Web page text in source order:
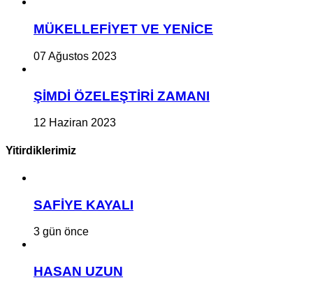
MÜKELLEFİYET VE YENİCE
07 Ağustos 2023
ŞİMDİ ÖZELEŞTİRİ ZAMANI
12 Haziran 2023
Yitirdiklerimiz
SAFİYE KAYALI
3 gün önce
HASAN UZUN